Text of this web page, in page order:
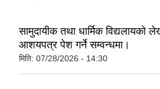
सामुदायीक तथा धार्मिक विद्यलायको
आशयपत्र पेश गर्ने सम्वन्धमा।
मिति: 07/28/2026 - 14:30